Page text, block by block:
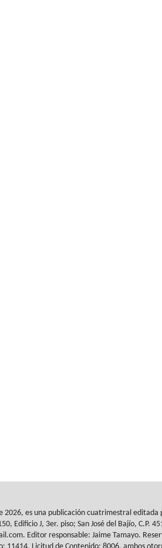
2026, es una publicación cuatrimestral editada
Edificio J, 3er. piso; San José del Bajío, C.P.
Editor responsable: Jaime Tamayo.